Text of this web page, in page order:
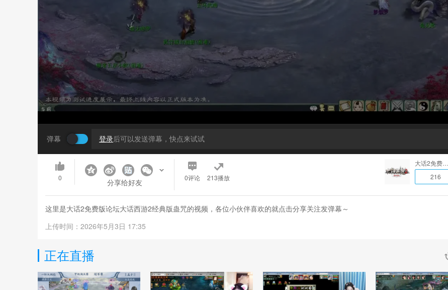
弹幕 登录后可以发送弹幕，快点来试试
0 分享给好友 0评论 213播放
216
这里是大话2免费版论坛大话西游2经典版蛊咒的视频，各位小伙伴喜欢的就点击分享关注发弹幕～
上传时间：2026年5月3日 17:35
正在直播